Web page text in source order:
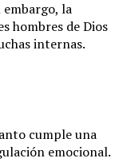
la
hombres de Dios
internas.
cumple una
emocional.